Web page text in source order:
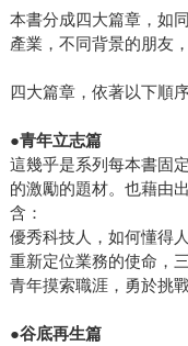
本書分成四大篇章，如
產業，不同背景的朋友
四大篇章，依著以下順
●青年立志篇
這幾乎是系列每本書固
的激勵的題材。也藉由
含：
優秀科技人，如何懂得
重新定位業務的使命，
青年摸索職涯，勇於挑
●谷底再生篇